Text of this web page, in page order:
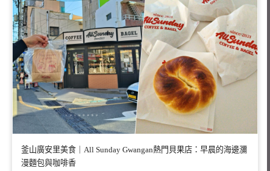
釜山廣安里美食｜All Sunday Gwangan熱門貝果店：早晨的海邊瀰
漫麵包與咖啡香